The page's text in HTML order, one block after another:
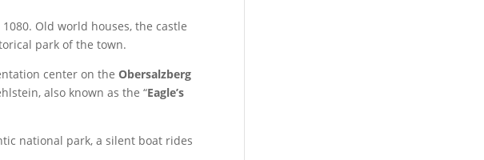
Old world houses, the castle
park of the town.
center on the Obersalzberg
also known as the “Eagle’s
national park, a silent boat rides